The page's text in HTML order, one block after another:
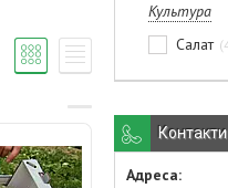
Культура
Салат
Контакти